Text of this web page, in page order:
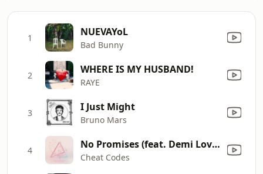
1 NUEVAYoL
Bad Bunny
2 WHERE IS MY HUSBAND!
RAYE
3 I Just Might
Bruno Mars
4 No Promises (feat. Demi Lovato) [Bassjackers Remix]
Cheat Codes